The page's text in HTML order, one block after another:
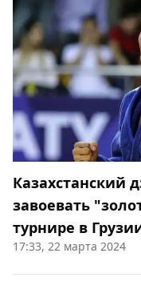
Казахстанский
завоевать
турнире в
17:33, 22 марта 2024